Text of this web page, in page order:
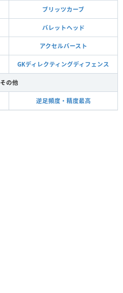
ブリッツカーブ
バレットヘッド
アクセルバースト
GKディレクティングディフェンス
その他
逆足頻度・精度最高